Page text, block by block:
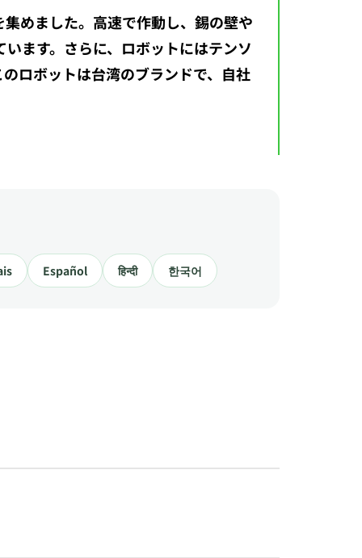
めました。高速で作動し、錫の壁や
ます。さらに、ロボットにはテンソ
ロボットは台湾のブランドで、自社
Español हिन्दी 한국어